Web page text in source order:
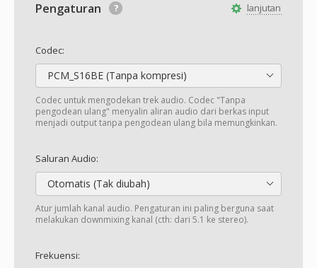
lanjutan
Pengaturan
Codec:
PCM_S16BE (Tanpa kompresi)
Codec untuk mengodekan trek audio. Codec "Tanpa
pengodean ulang" menyalin aliran audio dari berkas input
menjadi output tanpa pengodean ulang bila memungkinkan.
Saluran Audio:
Otomatis (Tak diubah)
Atur jumlah kanal audio. Pengaturan ini paling berguna saat
melakukan downmixing kanal (cth: dari 5.1 ke stereo).
Frekuensi: